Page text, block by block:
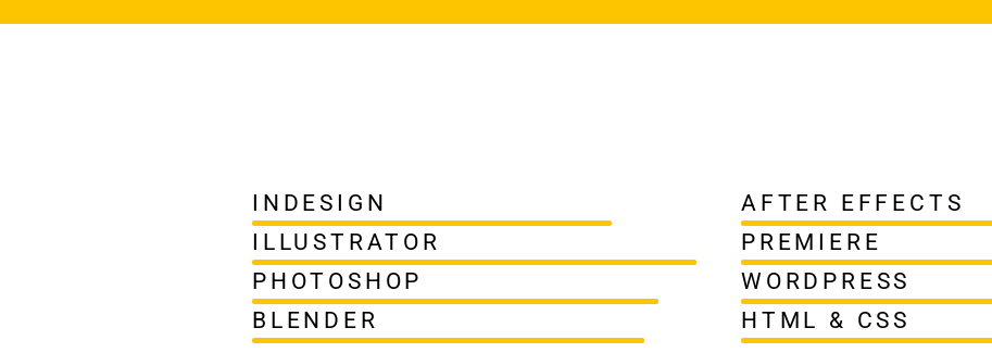
INDESIGN
ILLUSTRATOR
PHOTOSHOP
BLENDER
AFTER EFFECTS
PREMIERE
WORDPRESS
HTML & CSS